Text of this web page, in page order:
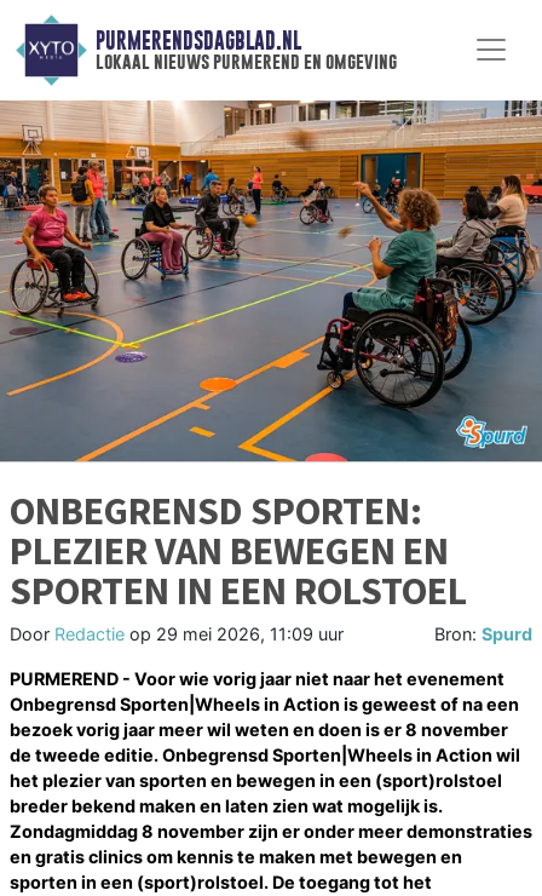
PURMERENDSDAGBLAD.NL
lokaal nieuws purmerend en omgeving
ONBEGRENSD SPORTEN:
PLEZIER VAN BEWEGEN EN
SPORTEN IN EEN ROLSTOEL
Door Redactie op 29 mei 2026, 11:09 uur Bron: Spurd
PURMEREND - Voor wie vorig jaar niet naar het evenement
Onbegrensd Sporten|Wheels in Action is geweest of na een
bezoek vorig jaar meer wil weten en doen is er 8 november
de tweede editie. Onbegrensd Sporten|Wheels in Action wil
het plezier van sporten en bewegen in een (sport)rolstoel
breder bekend maken en laten zien wat mogelijk is.
Zondagmiddag 8 november zijn er onder meer demonstraties
en gratis clinics om kennis te maken met bewegen en
sporten in een (sport)rolstoel. De toegang tot het